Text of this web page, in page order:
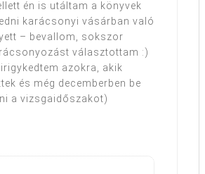
én is utáltam a könyvek
karácsonyi vásárban való
– bevallom, sokszor
választottam :)
azokra, akik
és még decemberben be
a vizsgaidőszakot)